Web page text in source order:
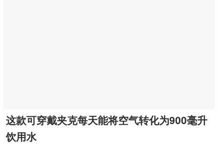
这款可穿戴夹克每天能将空气转化为900毫升
饮用水